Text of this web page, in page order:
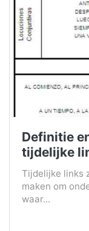
Definitie
tijdelijke
Tijdelijke links
maken om
waar...